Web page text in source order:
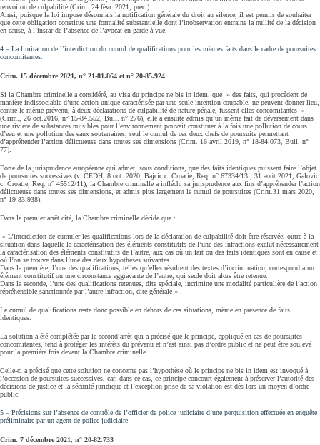
renvoi ou de culpabilité (Crim. 24 févr. 2021, préc.).
Ainsi, puisque la loi impose désormais la notification générale du droit au silence, il est permis de souhaiter
que cette obligation constitue une formalité substantielle dont l’inobservation entraine la nullité de la décision
en cause, à l’instar de l’absence de l’avocat en garde à vue.
4 – La limitation de l’interdiction du cumul de qualifications pour les mêmes faits dans le cadre de poursuites
concomitantes.
Crim. 15 décembre 2021, n° 21-81.864 et n° 20-85.924
Si la Chambre criminelle a considéré, au visa du principe ne bis in idem, que » des faits, qui procèdent de
manière indissociable d’une action unique caractérisée par une seule intention coupable, ne peuvent donner lieu,
contre le même prévenu, à deux déclarations de culpabilité de nature pénale, fussent-elles concomitantes »
(Crim., 26 oct.2016, n° 15-84.552, Bull. n° 276), elle a ensuite admis qu’un même fait de déversement dans
une rivière de substances nuisibles pour l’environnement pouvait constituer à la fois une pollution de cours
d’eau et une pollution des eaux souterraines, seul le cumul de ces deux chefs de poursuite permettant
d’appréhender l’action délictueuse dans toutes ses dimensions (Crim. 16 avril 2019, n° 18-84.073, Bull. n°
77).
Forte de la jurisprudence européenne qui admet, sous conditions, que des faits identiques puissent faire l’objet
de poursuites successives (v. CEDH, 8 oct. 2020, Bajcic c. Croatie, Req. n° 67334/13 ; 31 août 2021, Galovic
c. Croatie, Req. n° 45512/11), la Chambre criminelle a infléchi sa jurisprudence aux fins d’appréhender l’action
délictueuse dans toutes ses dimensions, et admis plus largement le cumul de poursuites (Crim.31 mars 2020,
n° 19-83.938).
Dans le premier arrêt cité, la Chambre criminelle décide que :
» L’interdiction de cumuler les qualifications lors de la déclaration de culpabilité doit être réservée, outre à la
situation dans laquelle la caractérisation des éléments constitutifs de l’une des infractions exclut nécessairement
la caractérisation des éléments constitutifs de l’autre, aux cas où un fait ou des faits identiques sont en cause et
où l’on se trouve dans l’une des deux hypothèses suivantes.
Dans la première, l’une des qualifications, telles qu’elles résultent des textes d’incrimination, correspond à un
élément constitutif ou une circonstance aggravante de l’autre, qui seule doit alors être retenue.
Dans la seconde, l’une des qualifications retenues, dite spéciale, incrimine une modalité particulière de l’action
répréhensible sanctionnée par l’autre infraction, dite générale « .
Le cumul de qualifications reste donc possible en dehors de ces situations, même en présence de faits
identiques.
La solution a été complétée par le second arrêt qui a précisé que le principe, appliqué en cas de poursuites
concomitantes, tend à protéger les intérêts du prévenu et n’est ainsi pas d’ordre public et ne peut être soulevé
pour la première fois devant la Chambre criminelle.
Celle-ci a précisé que cette solution ne concerne pas l’hypothèse où le principe ne bis in idem est invoqué à
l’occasion de poursuites successives, car, dans ce cas, ce principe concourt également à préserver l’autorité des
décisions de justice et la sécurité juridique et l’exception prise de sa violation est dès lors un moyen d’ordre
public.
5 – Précisions sur l’absence de contrôle de l’officier de police judiciaire d’une perquisition effectuée en enquête
préliminaire par un agent de police judiciaire
Crim. 7 décembre 2021, n° 20-82.733